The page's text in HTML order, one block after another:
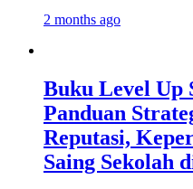
2 months ago
Buku Level Up
Panduan
Reputasi,
Saing Sekolah